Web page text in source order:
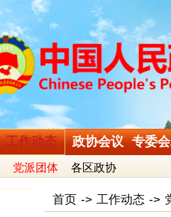
工作动态
党派团体 各区政协
政协会议 专委
首页 -> 工作动态 ->